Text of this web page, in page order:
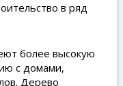
в ряд
более высокую
с домами,
Дерево